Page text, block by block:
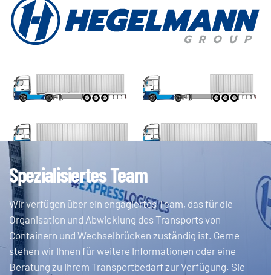
Spezialisiertes Team
Wir verfügen über ein engagiertes Team, das für die
Organisation und Abwicklung des Transports von
Containern und Wechselbrücken zuständig ist. Gerne
stehen wir Ihnen für weitere Informationen oder eine
Beratung zu Ihrem Transportbedarf zur Verfügung. Sie